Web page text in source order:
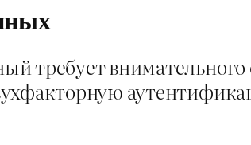
требует